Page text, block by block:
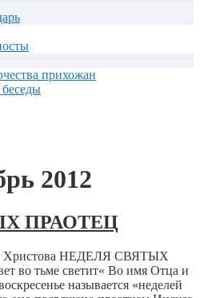
прихожан
2012
ПРАОТЕЦ
Христова НЕДЕЛЯ СВЯТЫХ
во тьме светит« Во имя Отца и
называется «неделей